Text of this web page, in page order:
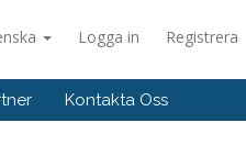
Logga in Registrera
Kontakta Oss